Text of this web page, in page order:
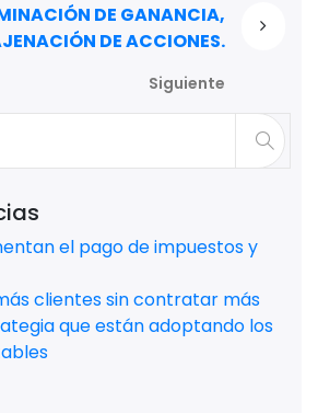
DE GANANCIA,
DE ACCIONES.
Siguiente
el pago de impuestos y
clientes sin contratar más
que están adoptando los